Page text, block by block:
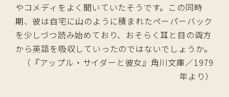
やコメディをよく聞いていたそうです。この同時
期、彼は自宅に山のように積まれたペーパーバック
を少しづつ読み始めており、おそらく耳と目の両方
から英語を吸収していったのではないでしょうか。
（『アップル・サイダーと彼女』角川文庫／1979
年より）